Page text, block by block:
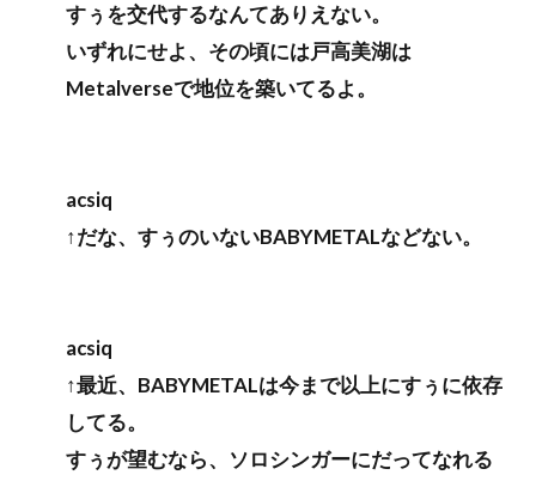
すぅを交代するなんてありえない。
いずれにせよ、その頃には戸高美湖は
Metalverseで地位を築いてるよ。
acsiq
↑だな、すぅのいないBABYMETALなどない。
acsiq
↑最近、BABYMETALは今まで以上にすぅに依存
してる。
すぅが望むなら、ソロシンガーにだってなれる